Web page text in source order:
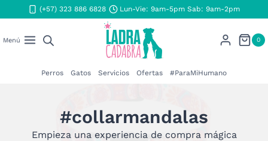
al
(+57) 323 886 6828 Lun-Vie: 9am-5pm Sab: 9am-2pm
Menú 0
Perros Gatos Servicios Ofertas #ParaMiHumano
#collarmandalas
Empieza una experiencia de compra mágica